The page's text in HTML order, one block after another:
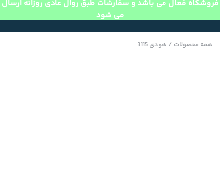
فروشگاه فعال می باشد و سفارشات طبق روال عادی روزانه ارسال
می شود
همه محصولات / هودی 3115